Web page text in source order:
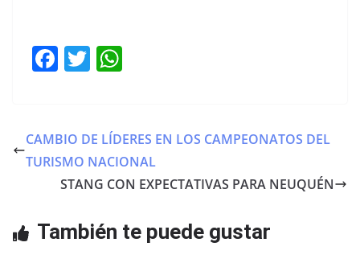
F
e
b
o
k
T
er s
A
p
CAMBIO DE LÍDERES EN LOS CAMPEONATOS DEL
TURISMO NACIONAL
STANG CON EXPECTATIVAS PARA NEUQUÉN
También te puede gustar